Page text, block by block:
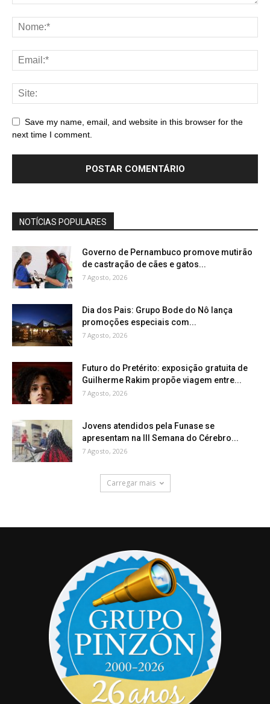
Save my name, email, and website in this browser for the
next time I comment.
NOTÍCIAS POPULARES
Governo de Pernambuco promove mutirão
de castração de cães e gatos...
7 Agosto, 2026
Dia dos Pais: Grupo Bode do Nô lança
promoções especiais com...
7 Agosto, 2026
Futuro do Pretérito: exposição gratuita de
Guilherme Rakim propõe viagem entre...
7 Agosto, 2026
Jovens atendidos pela Funase se
apresentam na III Semana do Cérebro...
7 Agosto, 2026
Carregar mais